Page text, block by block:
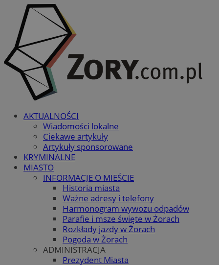
AKTUALNOŚCI
Wiadomości lokalne
Ciekawe artykuły
Artykuły sponsorowane
KRYMINALNE
MIASTO
INFORMACJE O MIEŚCIE
Historia miasta
Ważne adresy i telefony
Harmonogram wywozu odpadów
Parafie i msze święte w Żorach
Rozkłady jazdy w Żorach
Pogoda w Żorach
ADMINISTRACJA
Prezydent Miasta